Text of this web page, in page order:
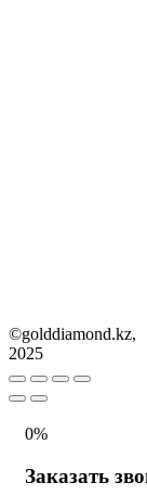
©golddiamond.kz,
2025
0%
Заказать